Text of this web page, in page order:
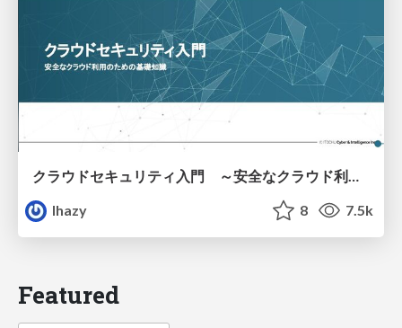
クラウドセキュリティ入門 ～安全なクラウド利用のための基礎知識～
lhazy
8 7.5k
Featured